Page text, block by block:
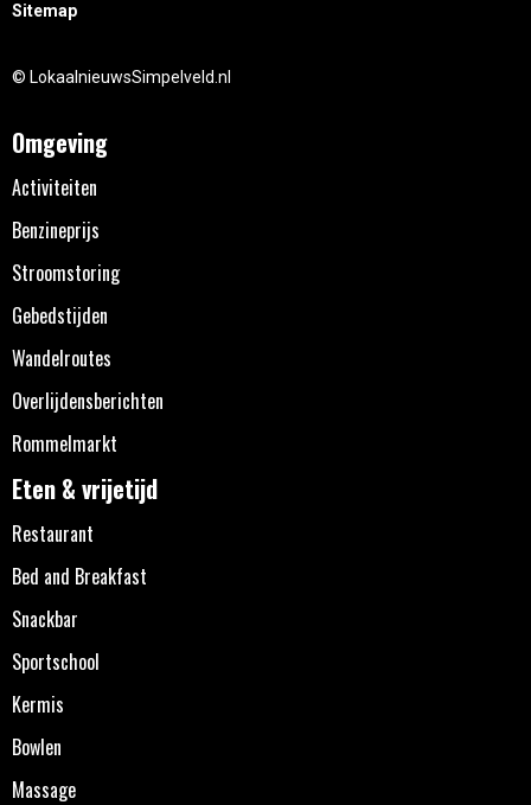
Sitemap
© LokaalnieuwsSimpelveld.nl
Omgeving
Activiteiten
Benzineprijs
Stroomstoring
Gebedstijden
Wandelroutes
Overlijdensberichten
Rommelmarkt
Eten & vrijetijd
Restaurant
Bed and Breakfast
Snackbar
Sportschool
Kermis
Bowlen
Massage